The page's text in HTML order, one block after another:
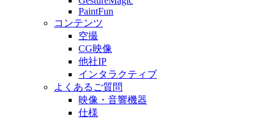
PaintFun
コンテンツ
空撮
CG映像
他社IP
インタラクティブ
よくあるご質問
映像・音響機器
仕様